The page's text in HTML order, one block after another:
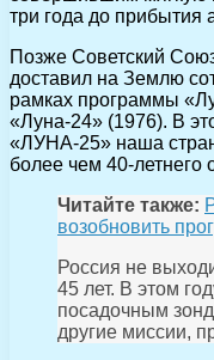
три года до прибытия
Позже Советский
доставил на Землю
рамках программы
«Луна-24» (1976). В
«ЛУНА-25» наша
более чем 40-летнего
Читайте также:
возобновить
Россия не
45 лет. В этом
посадочным
другие миссии,